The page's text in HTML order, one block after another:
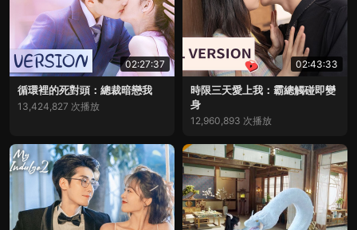
02:27:37
循環裡的死對頭：總裁暗戀我
13,424,827 次播放
02:43:33
時限三天愛上我：霸總觸碰即變
身
12,960,893 次播放